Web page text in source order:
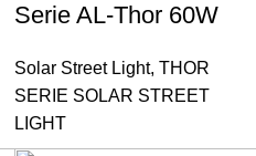
Serie AL-Thor 60W
Solar Street Light, THOR
SERIE SOLAR STREET
LIGHT